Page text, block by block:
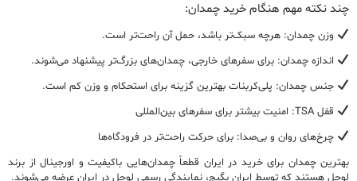
چند نکته مهم هنگام خرید چمدان:
وزن چمدان: هرچه سبک‌تر باشد، حمل آن راحت‌تر است.
اندازه چمدان: برای سفرهای خارجی، چمدان‌های بزرگ‌تر پیشنهاد می‌شوند.
جنس چمدان: پلی‌کربنات بهترین گزینه برای استحکام و وزن کم است.
قفل TSA:
امنیت بیشتر برای سفرهای بین‌المللی
چرخ‌های روان و بی‌صدا: برای حرکت راحت‌تر در فرودگاه‌ها
بهترین چمدان برای خرید در ایران قطعاً چمدان‌هایی باکیفیت و اورجینال از برند
لوجل هستند که توسط ایران بگیج، نمایندگی رسمی لوجل در ایران عرضه می‌شوند.